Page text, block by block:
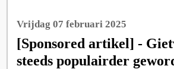
Vrijdag 07 februari 2025
[Sponsored artikel] -
steeds populairder